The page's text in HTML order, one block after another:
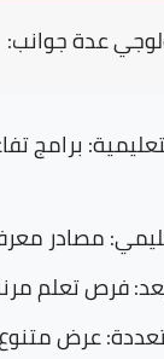
عدة جوانب:
برامج
مصادر
فرص تعلم
عرض